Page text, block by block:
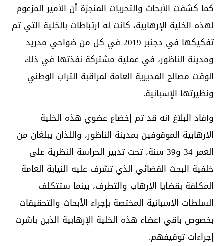
كما كشفت الأبحاث والتحريات المنجزة أن الأمير المزعوم
لهذه الخلية الإرهابية، كانت له ارتباطات بالخلية التي تم
تفكيكها في دجنبر 2019 في كل من ضواحي مدريد
ومدينة الناظور، في عملية مشتركة نفذتها في ذلك
الوقت مصالح المديرية العامة لمراقبة التراب الوطني
ونظيرتها الإسبانية.
وأفاد البلاغ أنه قد تم إخضاع عضوي هذه الخلية
الإرهابية الموقوفين بمدينة الناظور، واللذان يبلغان من
العمر 34 و39 سنة، تحت تدبير الحراسة النظرية على
خلفية البحث القضائي الذي تشرف عليه النيابة العامة
المكلفة بقضايا الإرهاب والتطرف، بينما ستتكلف
السلطات الاسبانية المختصة بإجراء الأبحاث والتحقيقات
بخصوص باقي أعضاء هذه الخلية الإرهابية الذين باشرت
إجراءات توقيفهم.